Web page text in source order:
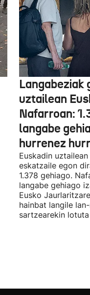
Langabeziak
uztailean
Nafarroan:
langabe
hurrenez
Euskadin
eskatzaile egon
1.378 gehiago.
langabe gehiago
Eusko
hainbat langile
sartzearekin